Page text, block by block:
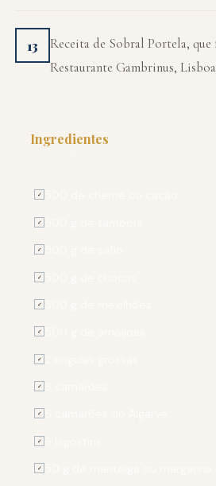
13
Receita de Sobral Portela,
Restaurante Gambrinus,
Ingredientes
✓
✓
✓
✓
✓
✓
✓
✓
✓
✓
✓